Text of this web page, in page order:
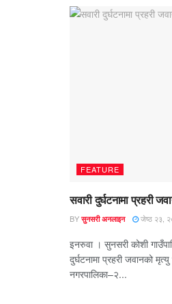
FEATURE
सवारी दुर्घटनामा प्रहरी
BY सुनसरी अनलाइन जेष्ठ २३,
इनरुवा । सुनसरी कोशी
दुर्घटनामा प्रहरी जवानको
नगरपालिका–२...